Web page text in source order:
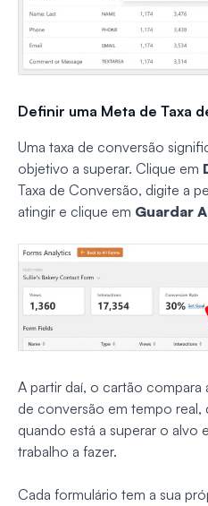
Definir uma Meta de Taxa
Uma taxa de conversão
objetivo a superar. Clique em
Taxa de Conversão, digite a
atingir e clique em Guardar
A partir daí, o cartão compara
de conversão em tempo real,
quando está a superar o alvo
trabalho a fazer.
Cada formulário tem a sua